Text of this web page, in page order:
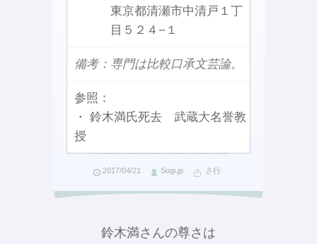
東京都清瀬市中清戸１丁
目５２４−１
備考：専門は比較口承文芸論。
参照：
・ 鈴木満氏死去 武蔵大名誉教
授
2017/04/21 Sogi.jp さ行
鈴木満さんの尊さは